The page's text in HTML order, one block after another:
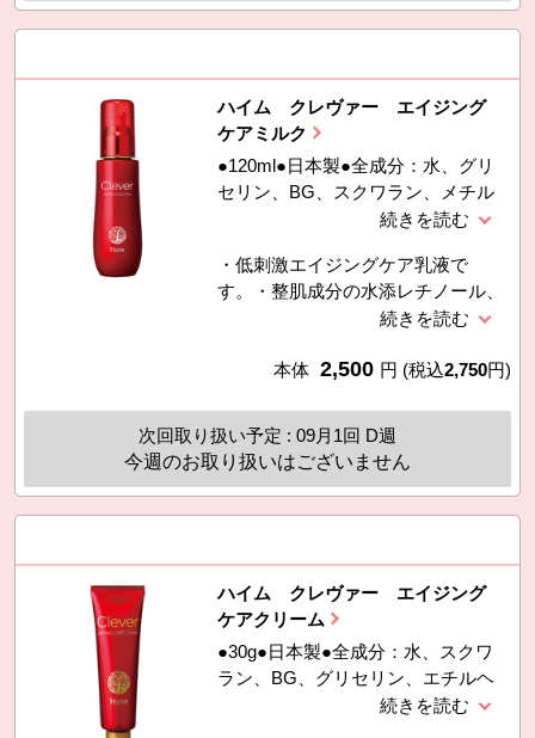
ヒリヒリ感）を確かめるテストで
ハイム クレヴァー エイジング
ケアミルク
●120ml●日本製●全成分：水、グリ
セリン、BG、スクワラン、メチル
グルセス−２０、ペンチレングリコ
リ（カプリル／カプリン酸）グリセ
リル、ヒアルロン酸Ｎａ、加水分解
ヒアルロン酸、ラウロイルグルタミ
ドデシル）、メロン胎座エキス、ア
添レチノール、ユビキノン、水添レ
シチン、１，２−ヘキサンジオー
・低刺激エイジングケア乳液で
す。・整肌成分の水添レチノール、
コエンザイムQ10と、メロン胎座エ
エキスなど5種のうるおい成分を配
済み。スティンギングテスト済み。
（スティンギングテストとは、塗布
した時の皮膚への刺激（ピリピリ・
ヒリヒリ感）を確かめるテストで
本体 2,500 円 (税込2,750円)
次回取り扱い予定 : 09月1回 D週
今週のお取り扱いはございません
ハイム クレヴァー エイジング
ケアクリーム
●30g●日本製●全成分：水、スクワ
ラン、BG、グリセリン、エチルヘ
キサン酸セチル、シクロペンタシロ